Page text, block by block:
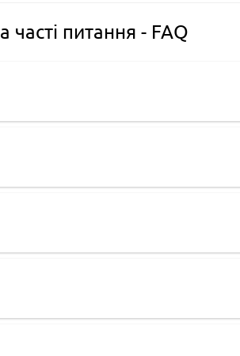
часті питання - FAQ